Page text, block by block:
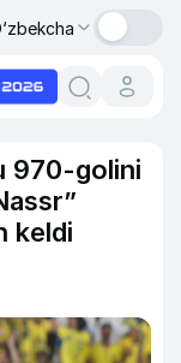
970-golini
keldi